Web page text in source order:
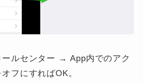
ルセンター → App内でのアク
フにすればOK。